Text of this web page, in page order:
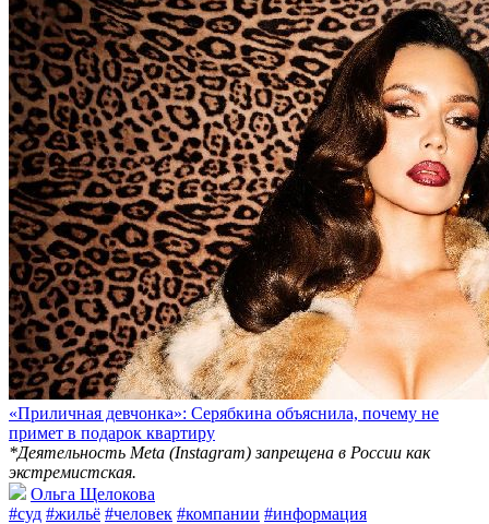
«Приличная девчонка»: Серябкина объяснила, почему не
примет в подарок квартиру
*Деятельность Meta (Instagram) запрещена в России как
экстремистская.
Ольга Щелокова
#суд #жильё #человек #компании #информация